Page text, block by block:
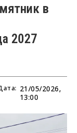
в
2027
21/05/2026,
13:00